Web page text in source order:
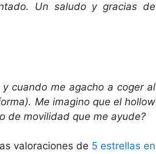
Un saludo y gracias de
cuando me agacho a coger al
Me imagino que el hollow
de movilidad que me ayude?
valoraciones de 5 estrellas en